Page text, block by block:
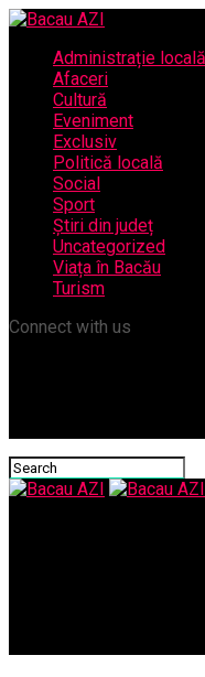
Administrație locală
Afaceri
Cultură
Eveniment
Exclusiv
Politică locală
Social
Sport
Știri din județ
Uncategorized
Viața în Bacău
Turism
Connect with us